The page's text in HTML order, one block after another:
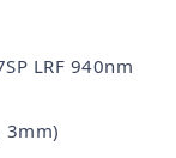
LRF 940nm
3mm)